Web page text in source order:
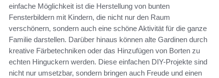
einfache Möglichkeit ist die Herstellung von bunten
Fensterbildern mit Kindern, die nicht nur den Raum
verschönern, sondern auch eine schöne Aktivität für die ganze
Familie darstellen. Darüber hinaus können alte Gardinen durch
kreative Färbetechniken oder das Hinzufügen von Borten zu
echten Hinguckern werden. Diese einfachen DIY-Projekte sind
nicht nur umsetzbar, sondern bringen auch Freude und einen